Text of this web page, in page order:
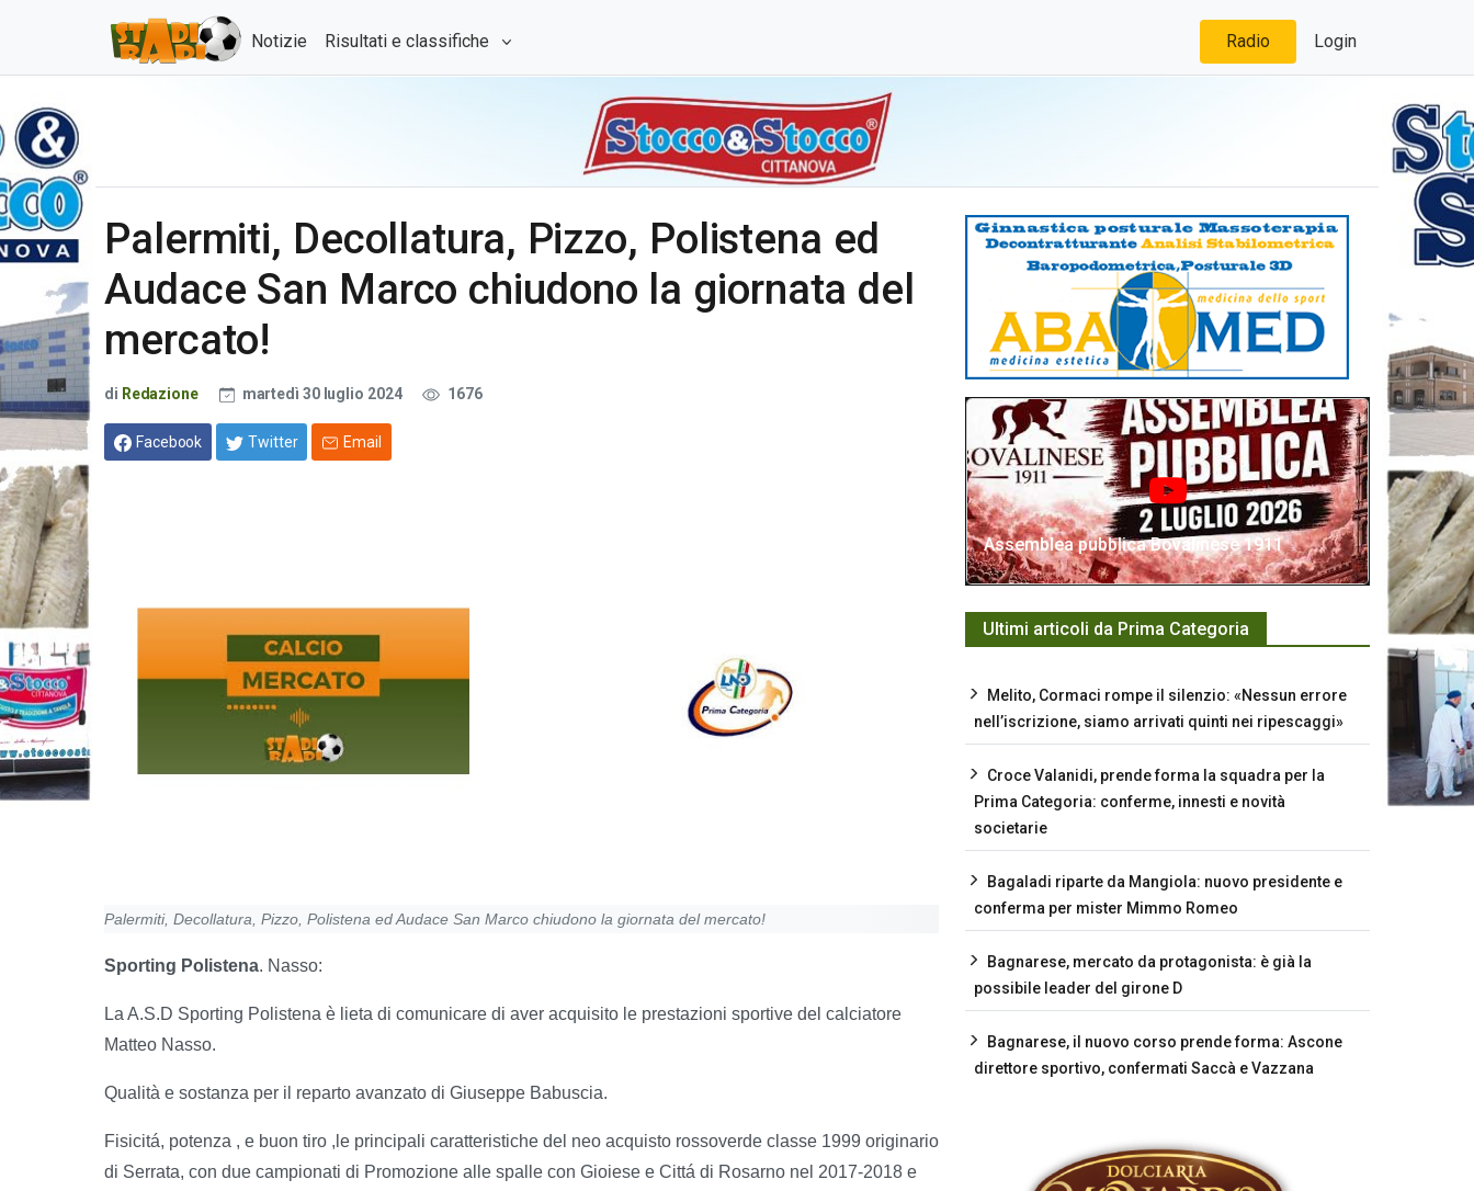
Notizie Risultati e classifiche Radio Login
Palermiti, Decollatura, Pizzo, Polistena ed
Audace San Marco chiudono la giornata del
mercato!
di Redazione martedì 30 luglio 2024 1676
Facebook Twitter Email
Palermiti, Decollatura, Pizzo, Polistena ed Audace San Marco chiudono la giornata del mercato!
Sporting Polistena. Nasso:
La A.S.D Sporting Polistena è lieta di comunicare di aver acquisito le prestazioni sportive del calciatore
Matteo Nasso.
Qualità e sostanza per il reparto avanzato di Giuseppe Babuscia.
Fisicitá, potenza , e buon tiro ,le principali caratteristiche del neo acquisto rossoverde classe 1999 originario
di Serrata, con due campionati di Promozione alle spalle con Gioiese e Cittá di Rosarno nel 2017-2018 e
Assemblea pubblica Bovalinese 1911
Ultimi articoli da Prima Categoria
Melito, Cormaci rompe il silenzio: «Nessun errore
nell’iscrizione, siamo arrivati quinti nei ripescaggi»
Croce Valanidi, prende forma la squadra per la
Prima Categoria: conferme, innesti e novità
societarie
Bagaladi riparte da Mangiola: nuovo presidente e
conferma per mister Mimmo Romeo
Bagnarese, mercato da protagonista: è già la
possibile leader del girone D
Bagnarese, il nuovo corso prende forma: Ascone
direttore sportivo, confermati Saccà e Vazzana